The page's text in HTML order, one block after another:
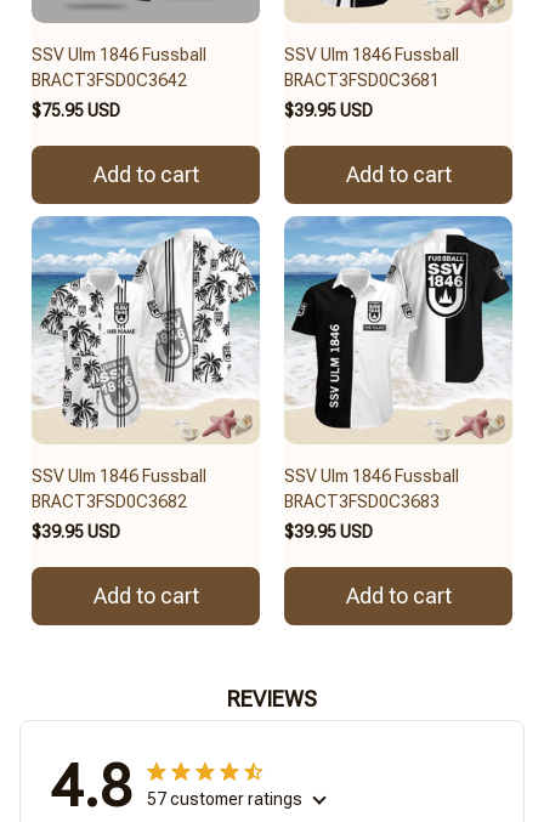
SSV Ulm 1846 Fussball
BRACT3FSD0C3642
$75.95 USD
Add to cart
SSV Ulm 1846 Fussball
BRACT3FSD0C3681
$39.95 USD
Add to cart
SSV Ulm 1846 Fussball
BRACT3FSD0C3682
$39.95 USD
Add to cart
SSV Ulm 1846 Fussball
BRACT3FSD0C3683
$39.95 USD
Add to cart
REVIEWS
4.8 57 customer ratings